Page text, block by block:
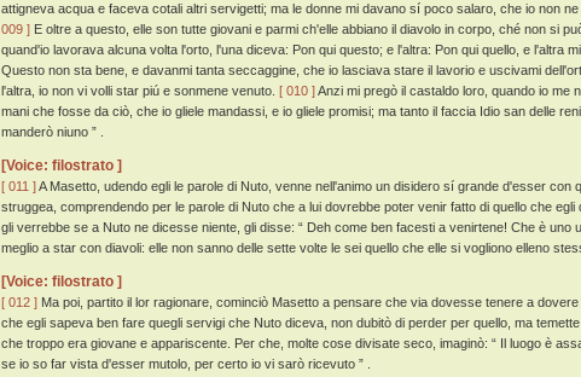
attigneva acqua e faceva cotali altri servigetti; ma le donne mi davano sí poco salaro, che io non
009 ] E oltre a questo, elle son tutte giovani e parmi ch'elle abbiano il diavolo in corpo, ché non si
quand'io lavorava alcuna volta l'orto, l'una diceva: Pon qui questo; e l'altra: Pon qui quello, e l'altra
Questo non sta bene, e davanmi tanta seccaggine, che io lasciava stare il lavorio e uscivami
l'altra, io non vi volli star piú e sonmene venuto. [ 010 ]Anzi mi pregò il castaldo loro, quando io me
mani che fosse da ciò, che io gliele mandassi, e io gliele promisi; ma tanto il faccia Idio san delle
manderò niuno ” .
[Voice: filostrato ]
[ 011 ]A Masetto, udendo egli le parole di Nuto, venne nell'animo un disidero sí grande d'esser con
struggea, comprendendo per le parole di Nuto che a lui dovrebbe poter venir fatto di quello che
gli verrebbe se a Nuto ne dicesse niente, gli disse: “ Deh come ben facesti a venirtene! Che è uno
meglio a star con diavoli: elle non sanno delle sette volte le sei quello che elle si vogliono elleno
[Voice: filostrato ]
[ 012 ] Ma poi, partito il lor ragionare, cominciò Masetto a pensare che via dovesse tenere a
che egli sapeva ben fare quegli servigi che Nuto diceva, non dubitò di perder per quello, ma
che troppo era giovane e appariscente. Per che, molte cose divisate seco, imaginò: “ Il luogo è
se io so far vista d'esser mutolo, per certo io vi sarò ricevuto ” .